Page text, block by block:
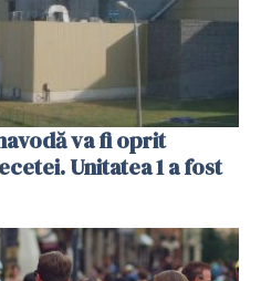
va fi oprit
Unitatea 1 a fost